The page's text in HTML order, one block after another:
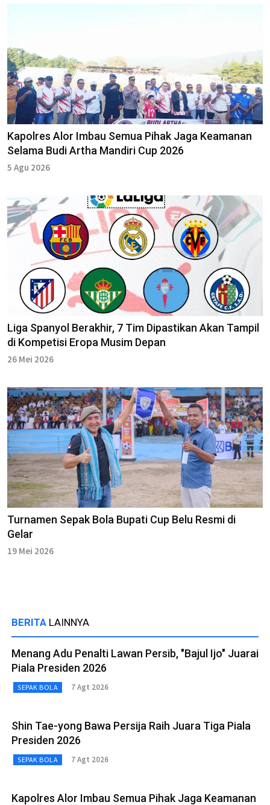
Kapolres Alor Imbau Semua Pihak Jaga Keamanan
Selama Budi Artha Mandiri Cup 2026
5 Agu 2026
Liga Spanyol Berakhir, 7 Tim Dipastikan Akan Tampil
di Kompetisi Eropa Musim Depan
26 Mei 2026
Turnamen Sepak Bola Bupati Cup Belu Resmi di
Gelar
19 Mei 2026
BERITA LAINNYA
Menang Adu Penalti Lawan Persib, "Bajul Ijo" Juarai
Piala Presiden 2026
SEPAK BOLA 7 Agt 2026
Shin Tae-yong Bawa Persija Raih Juara Tiga Piala
Presiden 2026
SEPAK BOLA 7 Agt 2026
Kapolres Alor Imbau Semua Pihak Jaga Keamanan